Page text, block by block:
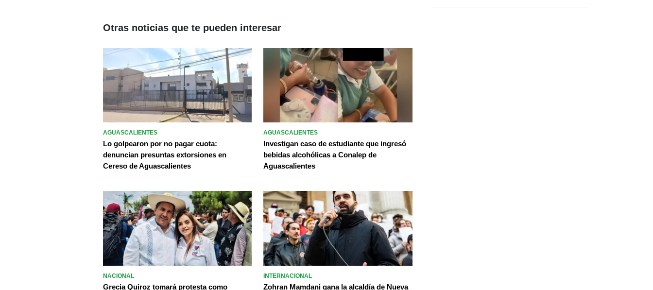
Otras noticias que te pueden interesar
AGUASCALIENTES
Lo golpearon por no pagar cuota:
denuncian presuntas extorsiones en
Cereso de Aguascalientes
AGUASCALIENTES
Investigan caso de estudiante que ingresó
bebidas alcohólicas a Conalep de
Aguascalientes
NACIONAL
Grecia Quiroz tomará protesta como
INTERNACIONAL
Zohran Mamdani gana la alcaldía de Nueva